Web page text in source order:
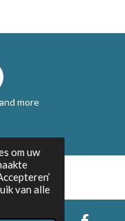
om uw
van alle
more